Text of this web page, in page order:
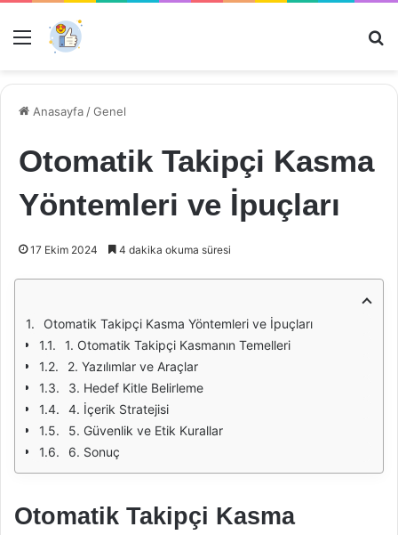
Menü
Anasayfa /Genel
Otomatik Takipçi Kasma
Yöntemleri ve İpuçları
17 Ekim 2024 4 dakika okuma süresi
Otomatik Takipçi Kasma Yöntemleri ve İpuçları
1. Otomatik Takipçi Kasmanın Temelleri
2. Yazılımlar ve Araçlar
3. Hedef Kitle Belirleme
4. İçerik Stratejisi
5. Güvenlik ve Etik Kurallar
6. Sonuç
Otomatik Takipçi Kasma